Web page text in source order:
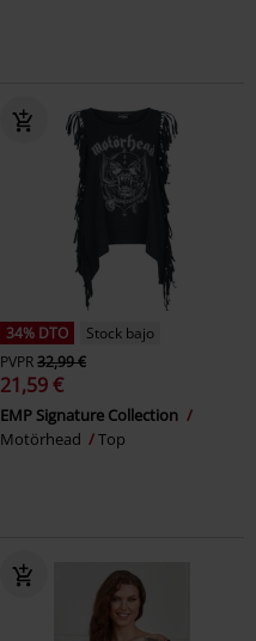
34% DTO
Stock bajo
PVPR32,99 €
21,59 €
EMP Signature Collection
Motörhead
Top